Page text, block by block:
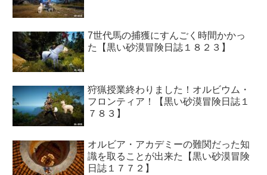
7世代馬の捕獲にすんごく時間かかっ
た【黒い砂漠冒険日誌１８２３】
狩猟授業終わりました！オルビウム・
フロンティア！【黒い砂漠冒険日誌１
７８３】
オルビア・アカデミーの難関だった知
識を取ることが出来た【黒い砂漠冒険
日誌１７７２】